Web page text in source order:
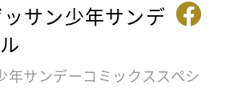
サン少年サンデ
サンデーコミックススペシ